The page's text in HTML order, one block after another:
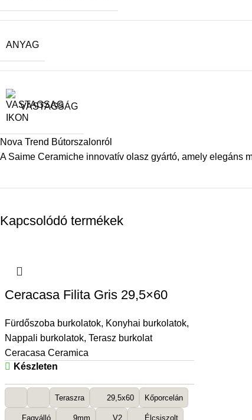
ANYAG
VASTAGSÁG
Nova Trend Bútorszalonról
A Saime Ceramiche innovatív olasz gyártó, amely elegáns
Kapcsolódó termékek
Ceracasa Filita Gris 29,5×60
Fürdőszoba burkolatok, Konyhai burkolatok,
Nappali burkolatok, Terasz burkolat
Ceracasa Ceramica
Készleten
Teraszra 29,5x60 Kőporcelán
Fagyálló 9mm V2 Élcsiszolt